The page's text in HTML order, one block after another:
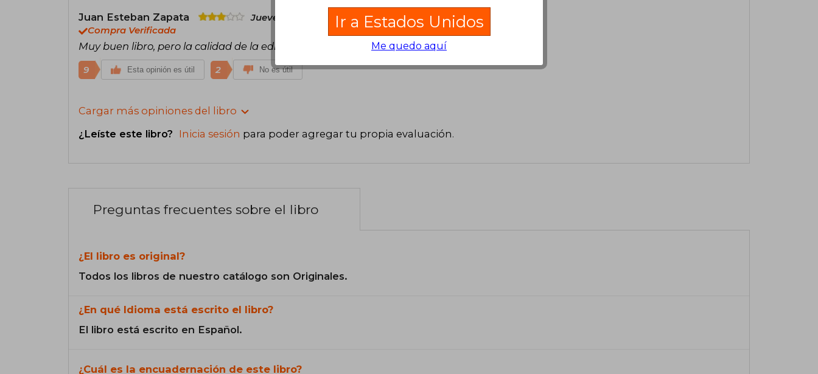
Juan Esteban Zapata
Jueves 20 de Agosto, 2020
Compra Verificada
Muy buen libro, pero la calidad de la editorial no me gustó!
9 Esta opinión es útil 2 No es útil
Cargar más opiniones del libro
¿Leíste este libro? Inicia sesión para poder agregar tu propia evaluación.
Preguntas frecuentes sobre el libro
¿El libro es original?
Todos los libros de nuestro catálogo son Originales.
¿En qué Idioma está escrito el libro?
El libro está escrito en Español.
¿Cuál es la encuadernación de este libro?
Ir a Estados Unidos
Me quedo aquí